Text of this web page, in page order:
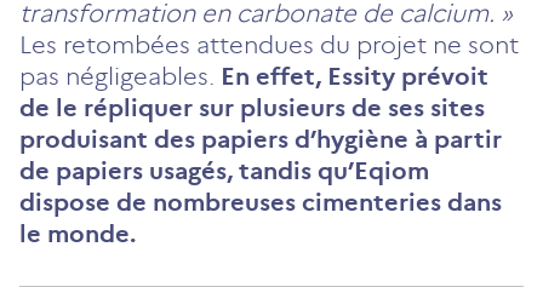
transformation en carbonate de calcium. »
Les retombées attendues du projet ne sont
pas négligeables. En effet, Essity prévoit
de le répliquer sur plusieurs de ses sites
produisant des papiers d’hygiène à partir
de papiers usagés, tandis qu’Eqiom
dispose de nombreuses cimenteries dans
le monde.